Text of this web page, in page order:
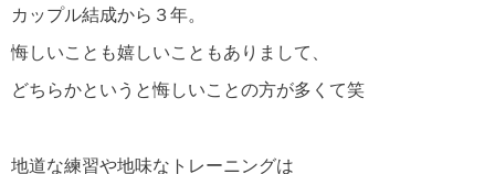
カップル結成から３年。
悔しいことも嬉しいこともありまして、
どちらかというと悔しいことの方が多くて笑
地道な練習や地味なトレーニングは